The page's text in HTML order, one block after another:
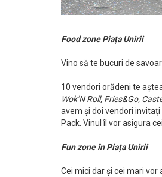
Food zone Piața Unirii
Vino să te bucuri de
10 vendori orădeni te
Wok’N Roll, Fries&Go,
avem și doi vendori
Pack. Vinul îl vor asigura
Fun zone în Piața Unirii
Cei mici dar și cei mari